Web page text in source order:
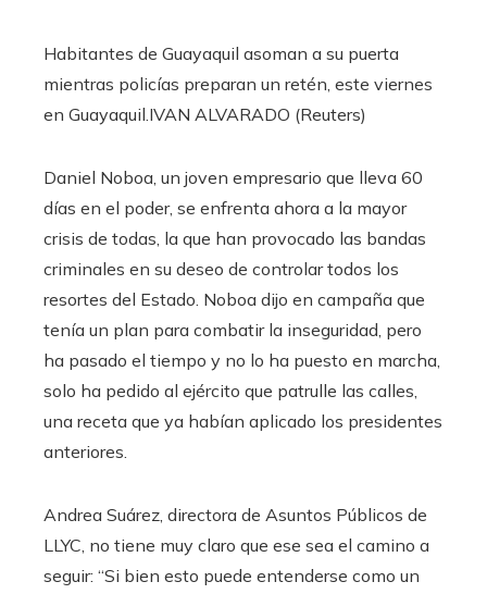
Habitantes de Guayaquil asoman a su puerta
mientras policías preparan un retén, este viernes
en Guayaquil.IVAN ALVARADO (Reuters)
Daniel Noboa, un joven empresario que lleva 60
días en el poder, se enfrenta ahora a la mayor
crisis de todas, la que han provocado las bandas
criminales en su deseo de controlar todos los
resortes del Estado. Noboa dijo en campaña que
tenía un plan para combatir la inseguridad, pero
ha pasado el tiempo y no lo ha puesto en marcha,
solo ha pedido al ejército que patrulle las calles,
una receta que ya habían aplicado los presidentes
anteriores.
Andrea Suárez, directora de Asuntos Públicos de
LLYC, no tiene muy claro que ese sea el camino a
seguir: “Si bien esto puede entenderse como un